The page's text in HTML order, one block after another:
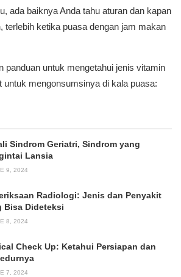
ada baiknya Anda tahu aturan dan kapan
terlebih ketika puasa dengan jam makan
panduan untuk mengetahui jenis vitamin
untuk mengonsumsinya di kala puasa:
Sindrom Geriatri, Sindrom yang
Lansia
9, 2024
Radiologi: Jenis dan Penyakit
Bisa Dideteksi
8, 2024
Check Up: Ketahui Persiapan dan
7, 2024